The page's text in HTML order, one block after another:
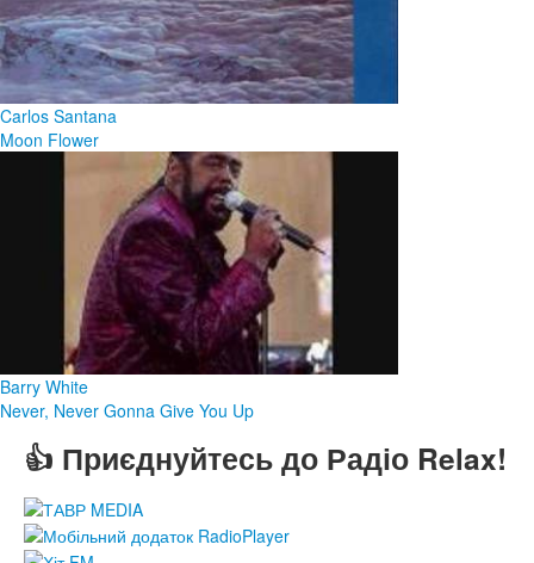
Carlos Santana
Moon Flower
Barry White
Never, Never Gonna Give You Up
👍 Приєднуйтесь до Радіо Relax!